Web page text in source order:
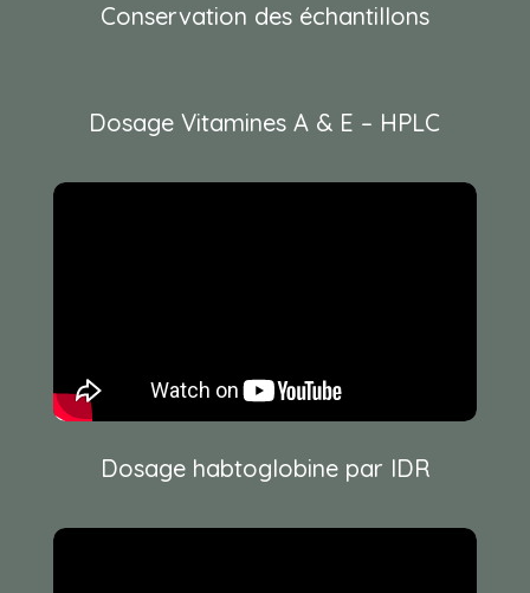
Conservation des échantillons
Dosage Vitamines A & E – HPLC
Dosage habtoglobine par IDR